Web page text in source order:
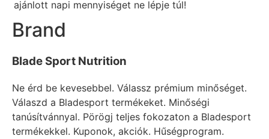
ajánlott napi mennyiséget ne lépje túl!
Brand
Blade Sport Nutrition
Ne érd be kevesebbel. Válassz prémium minőséget.
Válaszd a Bladesport termékeket. Minőségi
tanúsítvánnyal. Pörögj teljes fokozaton a Bladesport
termékekkel. Kuponok, akciók. Hűségprogram.